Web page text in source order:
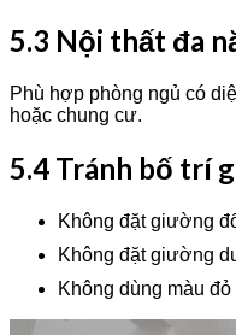
5.3 Nội thất đa
Phù hợp phòng ngủ có
hoặc chung cư.
5.4 Tránh bố trí
Không đặt giường
Không đặt giường
Không dùng màu